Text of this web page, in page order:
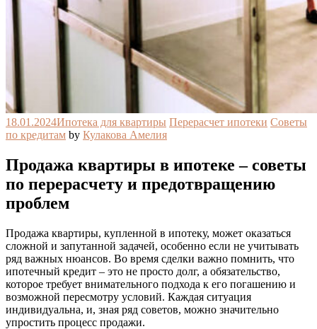
18.01.2024Ипотека для квартиры Перерасчет ипотеки Советы
по кредитам by Кулакова Амелия
Продажа квартиры в ипотеке – советы
по перерасчету и предотвращению
проблем
Продажа квартиры, купленной в ипотеку, может оказаться
сложной и запутанной задачей, особенно если не учитывать
ряд важных нюансов. Во время сделки важно помнить, что
ипотечный кредит – это не просто долг, а обязательство,
которое требует внимательного подхода к его погашению и
возможной пересмотру условий. Каждая ситуация
индивидуальна, и, зная ряд советов, можно значительно
упростить процесс продажи.